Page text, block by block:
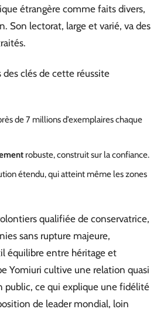
étrangère comme faits divers,
Son lectorat, large et varié, va des
clés de cette réussite
de 7 millions d’exemplaires chaque
robuste, construit sur la confiance.
étendu, qui atteint même les zones
qualifiée de conservatrice,
sans rupture majeure,
équilibre entre héritage et
Yomiuri cultive une relation quasi
public, ce qui explique une fidélité
de leader mondial, loin